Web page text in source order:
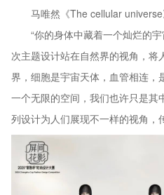
马唯然《The cellular universe
“你的身体中藏着一个灿烂的
次主题设计站在自然界的视角，
界，细胞是宇宙天体，血管相连，
一个无限的空间，我们也许只是其
列设计为人们展现不一样的视角，